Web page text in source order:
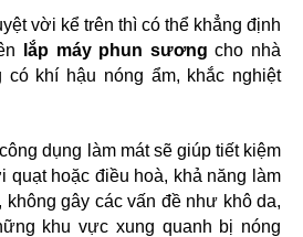
vời kể trên thì có thể khẳng định
lắp máy phun sương cho nhà
có khí hậu nóng ẩm, khắc nghiệt
dụng làm mát sẽ giúp tiết kiệm
hoặc điều hoà, khả năng làm
không gây các vấn đề như khô da,
khu vực xung quanh bị nóng